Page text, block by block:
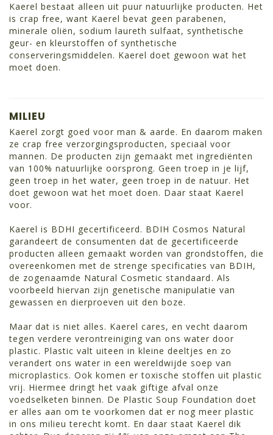
Kaerel bestaat alleen uit puur natuurlijke producten. Het
is crap free, want Kaerel bevat geen parabenen,
minerale oliën, sodium laureth sulfaat, synthetische
geur- en kleurstoffen of synthetische
conserveringsmiddelen. Kaerel doet gewoon wat het
moet doen.
MILIEU
Kaerel zorgt goed voor man & aarde. En daarom maken
ze crap free verzorgingsproducten, speciaal voor
mannen. De producten zijn gemaakt met ingrediënten
van 100% natuurlijke oorsprong. Geen troep in je lijf,
geen troep in het water, geen troep in de natuur. Het
doet gewoon wat het moet doen. Daar staat Kaerel
voor.
Kaerel is BDHI gecertificeerd. BDIH Cosmos Natural
garandeert de consumenten dat de gecertificeerde
producten alleen gemaakt worden van grondstoffen, die
overeenkomen met de strenge specificaties van BDIH,
de zogenaamde Natural Cosmetic standaard. Als
voorbeeld hiervan zijn genetische manipulatie van
gewassen en dierproeven uit den boze.
Maar dat is niet alles. Kaerel cares, en vecht daarom
tegen verdere verontreiniging van ons water door
plastic. Plastic valt uiteen in kleine deeltjes en zo
verandert ons water in een wereldwijde soep van
microplastics. Ook komen er toxische stoffen uit plastic
vrij. Hiermee dringt het vaak giftige afval onze
voedselketen binnen. De Plastic Soup Foundation doet
er alles aan om te voorkomen dat er nog meer plastic
in ons milieu terecht komt. En daar staat Kaerel dik